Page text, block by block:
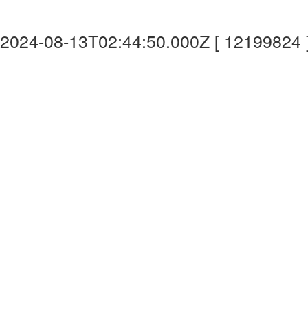
2024-08-13T02:44:50.000Z [ 12199824